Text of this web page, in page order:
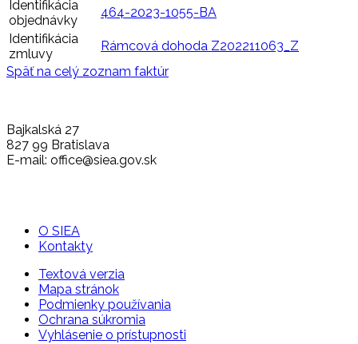
Identifikácia
objednávky
464-2023-1055-BA
Identifikácia
zmluvy
Rámcová dohoda Z202211063_Z
Späť na celý zoznam faktúr
Bajkalská 27
827 99 Bratislava
E-mail: office@siea.gov.sk
O SIEA
Kontakty
Textová verzia
Mapa stránok
Podmienky používania
Ochrana súkromia
Vyhlásenie o prístupnosti